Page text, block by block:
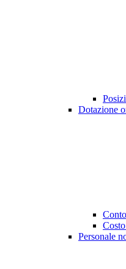
Dotazione
Personale